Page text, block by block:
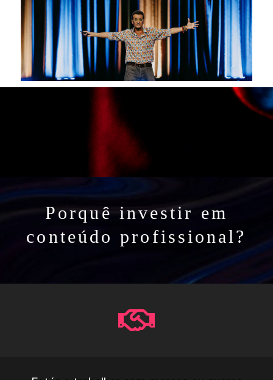
Porquê investir em
conteúdo profissional?